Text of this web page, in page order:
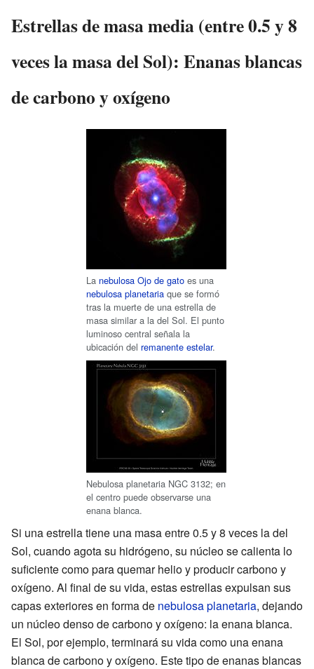
Estrellas de masa media (entre 0.5 y 8
veces la masa del Sol): Enanas blancas
de carbono y oxígeno
La nebulosa Ojo de gato es una
nebulosa planetaria que se formó
tras la muerte de una estrella de
masa similar a la del Sol. El punto
luminoso central señala la
ubicación del remanente estelar.
Nebulosa planetaria NGC 3132; en
el centro puede observarse una
enana blanca.
Si una estrella tiene una masa entre 0.5 y 8 veces la del
Sol, cuando agota su hidrógeno, su núcleo se calienta lo
suficiente como para quemar helio y producir carbono y
oxígeno. Al final de su vida, estas estrellas expulsan sus
capas exteriores en forma de nebulosa planetaria, dejando
un núcleo denso de carbono y oxígeno: la enana blanca.
El Sol, por ejemplo, terminará su vida como una enana
blanca de carbono y oxígeno. Este tipo de enanas blancas